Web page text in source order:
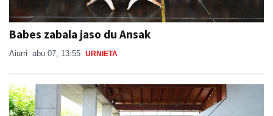
Babes zabala jaso du Ansak
Aiurri abu 07, 13:55 URNIETA